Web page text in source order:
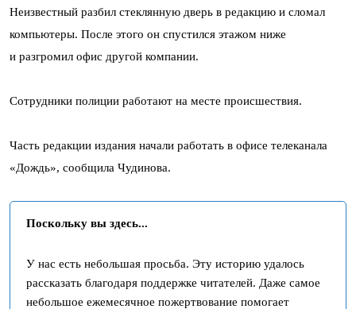
Неизвестный разбил стеклянную дверь в редакцию и сломал
компьютеры. После этого он спустился этажом ниже
и разгромил офис другой компании.
Сотрудники полиции работают на месте происшествия.
Часть редакции издания начали работать в офисе телеканала
«Дождь», сообщила Чудинова.
Поскольку вы здесь...
У нас есть небольшая просьба. Эту историю удалось
рассказать благодаря поддержке читателей. Даже самое
небольшое ежемесячное пожертвование помогает